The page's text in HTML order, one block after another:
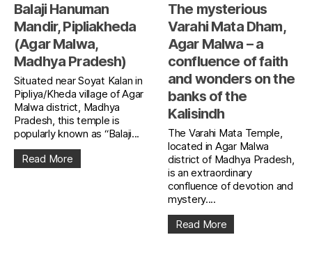
Balaji Hanuman
Mandir, Pipliakheda
(Agar Malwa,
Madhya Pradesh)
Situated near Soyat Kalan in
Pipliya/Kheda village of Agar
Malwa district, Madhya
Pradesh, this temple is
popularly known as “Balaji...
Read More
The mysterious
Varahi Mata Dham,
Agar Malwa – a
confluence of faith
and wonders on the
banks of the
Kalisindh
The Varahi Mata Temple,
located in Agar Malwa
district of Madhya Pradesh,
is an extraordinary
confluence of devotion and
mystery....
Read More